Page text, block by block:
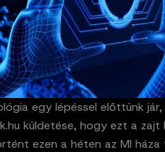
egy lépéssel előttünk
küldetése, hogy ezt a zajt
ezen a héten az MI háza